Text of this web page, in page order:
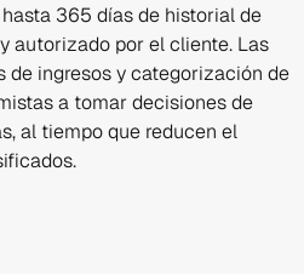
365 días de historial de
autorizado por el cliente. Las
de ingresos y categorización de
a tomar decisiones de
al tiempo que reducen el